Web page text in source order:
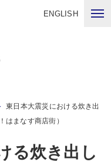
ENGLISH
東日本大震災における炊き出
はまなす商店街）
る炊き出し